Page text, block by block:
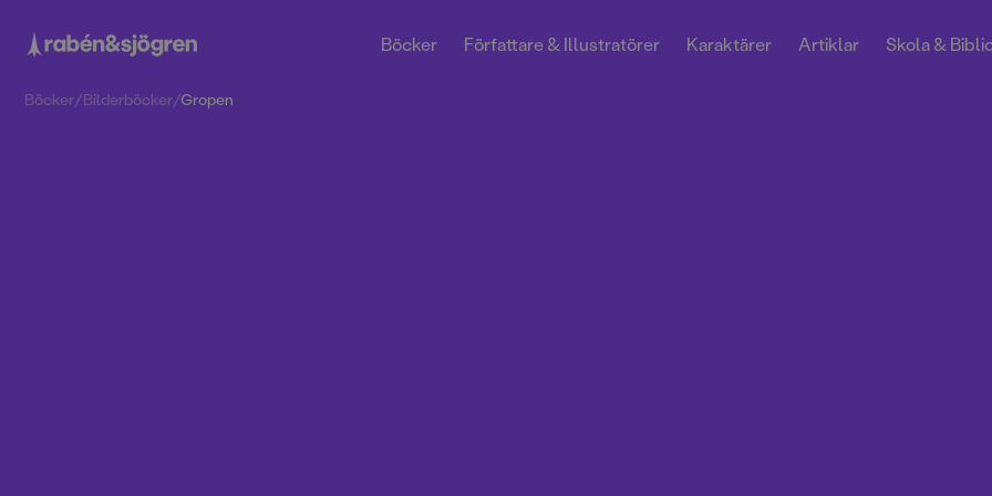
Böcker Författare & Illustratörer Karaktärer Artiklar Skola &
Böcker/Bilderböcker/Gropen